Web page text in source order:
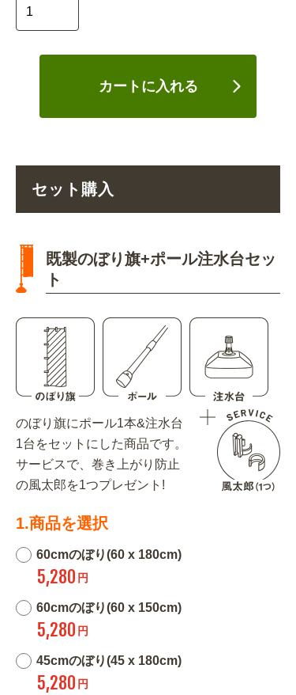
カートに入れる
セット購入
既製のぼり旗+ポール注水台セッ
ト
のぼり旗にポール1本&注水台
1台をセットにした商品です。
サービスで、巻き上がり防止
の風太郎を1つプレゼント!
1.商品を選択
60cmのぼり(60 x 180cm)
5,280 円
60cmのぼり(60 x 150cm)
5,280 円
45cmのぼり(45 x 180cm)
5,280 円